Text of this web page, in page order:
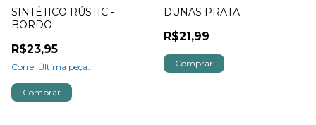
SINTÉTICO RÚSTIC -
BORDO
R$23,95
Corre! Última peça..
DUNAS PRATA
R$21,99